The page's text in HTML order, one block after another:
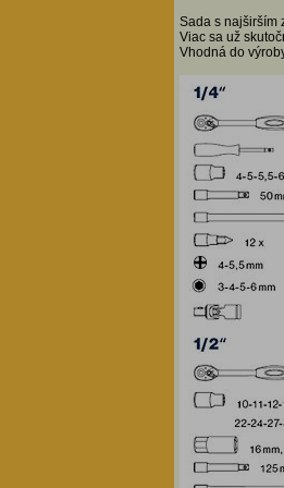
Sada s najširším
Viac sa už
Vhodná do